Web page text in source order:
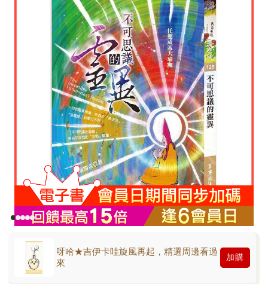
呀哈★吉伊卡哇旋風再起，精選周邊看過
來
加購